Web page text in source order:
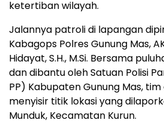
ketertiban wilayah.
Jalannya patroli di lapangan
Kabagops Polres Gunung Mas,
Hidayat, S.H., M.Si. Bersama
dan dibantu oleh Satuan Polisi
PP) Kabupaten Gunung Mas,
menyisir titik lokasi yang
Munduk, Kecamatan Kurun.